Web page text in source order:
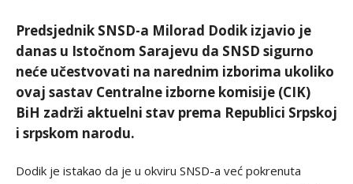
Predsjednik SNSD-a Milorad Dodik izjavio je
danas u Istočnom Sarajevu da SNSD sigurno
neće učestvovati na narednim izborima ukoliko
ovaj sastav Centralne izborne komisije (CIK)
BiH zadrži aktuelni stav prema Republici Srpskoj
i srpskom narodu.
Dodik je istakao da je u okviru SNSD-a već pokrenuta